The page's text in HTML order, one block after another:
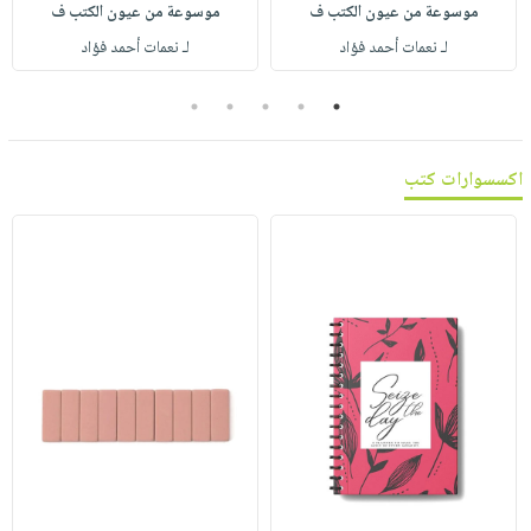
صابون
أطفال
فيديوهات
أسئلة
نيل
وفرات
تواصل
التسوق
موسوعة من عيون الكتب ف
لـ نعمات أحمد فؤاد
موسوعة من عيون الكتب ف
لـ نعمات أحمد فؤاد
1
2
3
4
5
اكسسوارات كتب